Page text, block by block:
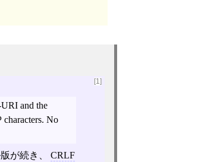
[1]
and the
characters. No
が続き、 CRLF